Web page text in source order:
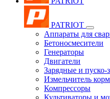
PATRIOT
Аппараты для
Бетоносмесители
Генераторы
Двигатели
Зарядные и пуско-
Измельчитель
Компрессоры
Культиваторы и